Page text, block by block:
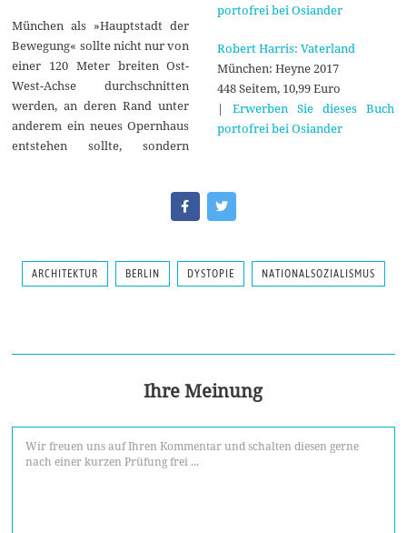
München als »Hauptstadt der
Bewegung« sollte nicht nur von
einer 120 Meter breiten Ost-
West-Achse durchschnitten
werden, an deren Rand unter
anderem ein neues Opernhaus
entstehen sollte, sondern
portofrei bei Osiander
Robert Harris: Vaterland
München: Heyne 2017
448 Seitem, 10,99 Euro
| Erwerben Sie dieses Buch
portofrei bei Osiander
ARCHITEKTUR BERLIN DYSTOPIE NATIONALSOZIALISMUS
Ihre Meinung